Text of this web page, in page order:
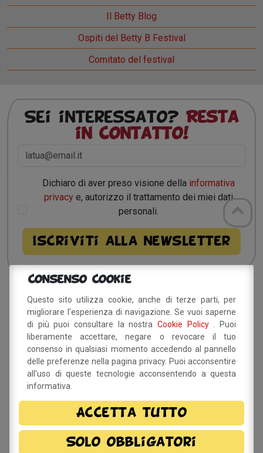
Il Betty Blog
Ospiti del Betty B Festival
Comitato del festival
Sei interessato? Resta
in contatto!
Dichiaro di aver preso visione della informativa
privacy e, autorizzo il trattamento dei miei dati
personali.
Sito a cura del Comune di
Savignano sul Panaro
Via Doccia, 64 - 41056 Savignano sul Panaro (MO)
Tel. 059 759 911 - Fax 059 730 160 E-mail:
info@comune.savignano-sul-panaro.mo.it
Per informazioni sulla
manifestazione
info@bettybfestival.it
Consenso Cookie
Questo sito utilizza cookie, anche di terze parti, per
migliorare l'esperienza di navigazione. Se vuoi saperne
di più puoi consultare la nostra Cookie Policy
. Puoi
liberamente accettare, negare o revocare il tuo
consenso in qualsiasi momento accedendo al pannello
delle preferenze nella pagina privacy. Puoi acconsentire
all'uso di queste tecnologie acconsentendo a questa
informativa.
Accetta tutto
Solo obbligatori